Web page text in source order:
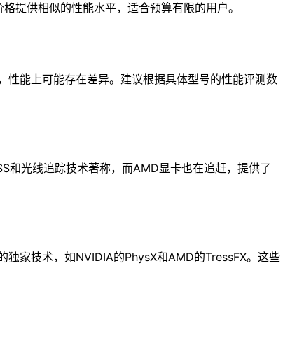
提供相似的性能水平，适合预算有限的用户。
能上可能存在差异。建议根据具体型号的性能评测数
和光线追踪技术著称，而AMD显卡也在追赶，提供了
独家技术，如NVIDIA的PhysX和AMD的TressFX。这些